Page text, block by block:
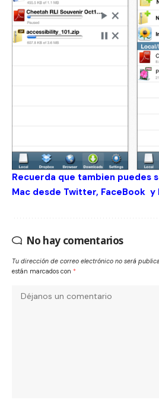
Recuerda que tambien puedes
Mac desde Twitter, FaceBook y
No hay comentarios
Tu dirección de correo electrónico no será
están marcados con *